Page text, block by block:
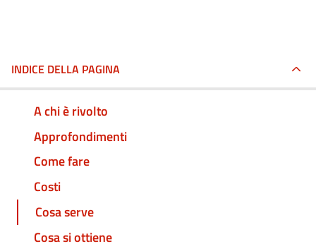
INDICE DELLA PAGINA
A chi è rivolto
Approfondimenti
Come fare
Costi
Cosa serve
Cosa si ottiene